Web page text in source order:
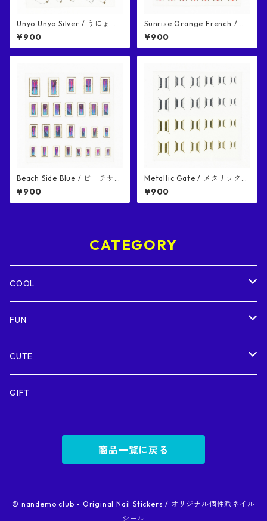
Unyo Unyo Silver / うにょう
にょ シルバー ネイルシール
¥900
Sunrise Orange French / サ
ンライズオレンジフレンチ ネ
イルシール
¥900
Beach Side Blue / ビーチサイ
ドブルー ネイルシール
¥900
Metallic Gate / メタリックゲ
ート ネイルシール
¥900
CATEGORY
COOL
Futuristic / 近未来的
Metallic / メタリック
Sexy / セクシー
FUN
Colorful / カラフル
Funny / おもしろ
CUTE
Kawaii / かわいい
GIFT
商品一覧に戻る
© nandemo club - Original Nail Stickers / オリジナル個性派ネイル
シール